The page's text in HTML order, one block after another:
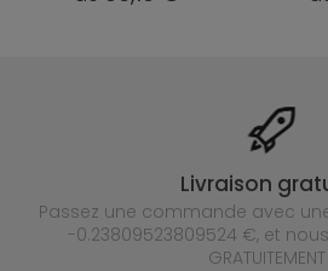
Livraison
Passez une commande avec
-0.23809523809524 €, et